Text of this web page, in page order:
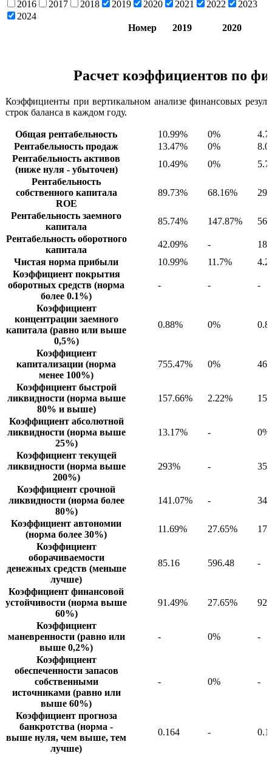
2016 2017 2018 2019 2020 2021 2022
2023
2024
Номер
2019 2020
Расчет коэффициентов по
Коэффициенты при вертикальном анализе финансовых
строк баланса в каждом году.
Общая рентабельность 10.99% 0%
Рентабельность продаж
13.47% 0%
Рентабельность активов
(ниже нуля - убыточен)
10.49% 0%
Рентабельность
собственного капитала
ROE
89.73% 68.16%
Рентабельность заемного
капитала
85.74% 147.87%
Рентабельность оборотного
капитала
42.09% -
Чистая норма прибыли
10.99% 11.7%
Коэффициент покрытия
оборотных средств (норма
более 0.1%)
- - -
Коэффициент
концентрации заемного
капитала (равно или выше
0,5%)
0.88% 0%
Коэффициент
капитализации (норма
менее 100%)
755.47% 0%
Коэффициент быстрой
ликвидности (норма выше
80% и выше)
157.66% 2.22%
Коэффициент абсолютной
ликвидности (норма выше
25%)
13.17% - 0%
Коэффициент текущей
ликвидности (норма выше
200%)
293% -
Коэффициент срочной
ликвидности (норма более
80%)
141.07% -
Коэффициент автономии
(норма более 30%)
11.69% 27.65%
Коэффициент
оборачиваемости
денежных средств (меньше
лучше)
85.16 596.48 -
Коэффициент финансовой
устойчивости (норма выше
60%)
91.49% 27.65%
Коэффициент
маневренности (равно или
выше 0,2%)
- 0% -
Коэффициент
обеспеченности запасов
собственными
источниками (равно или
выше 60%)
- 0% -
Коэффициент прогноза
банкротства (норма -
выше нуля, чем выше, тем
лучше)
0.164 -